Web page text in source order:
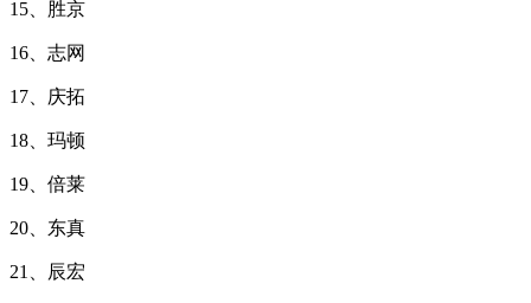
15、胜京
16、志网
17、庆拓
18、玛顿
19、倍莱
20、东真
21、辰宏